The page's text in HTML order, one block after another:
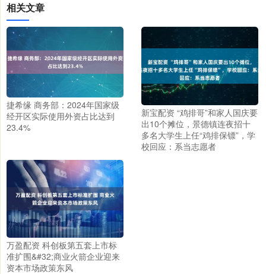
相关文章
捷希缘 商务部：2024年国家级
经开区实际使用外资占比达到
23.4%
新宝配资 “鸡排哥”和家人国庆要
出10个摊位，景德镇连夜招十
多名大学生上任“鸡排保镖”，学
校回应：系当志愿者
万盈配资 科创板第五套上市标
准扩围&#32;商业火箭企业迎来
资本市场政策东风